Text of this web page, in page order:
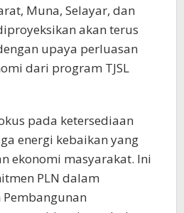
Muna, Selayar, dan
akan terus
upaya perluasan
dari program TJSL
pada ketersediaan
energi kebaikan yang
ekonomi masyarakat. Ini
PLN dalam